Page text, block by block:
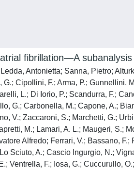
fibrillation—A
Antonietta; Sanna, Pietro;
Cipollini, F.; Arma, P.;
L.; Di Iorio, P.; Scandurra, F.;
G.; Carbonella, M.; Capone, A.;
V.; Zaccaroni, S.; Marchetti, G.;
M.; Lamari, A. L.; Maugeri, S.;
Alfredo; Ferrari, V.; Bassano,
Sciuto, A.; Cascio Ingurgio, N.;
Ventrella, F.; Iosa, G.; Cuccurullo,